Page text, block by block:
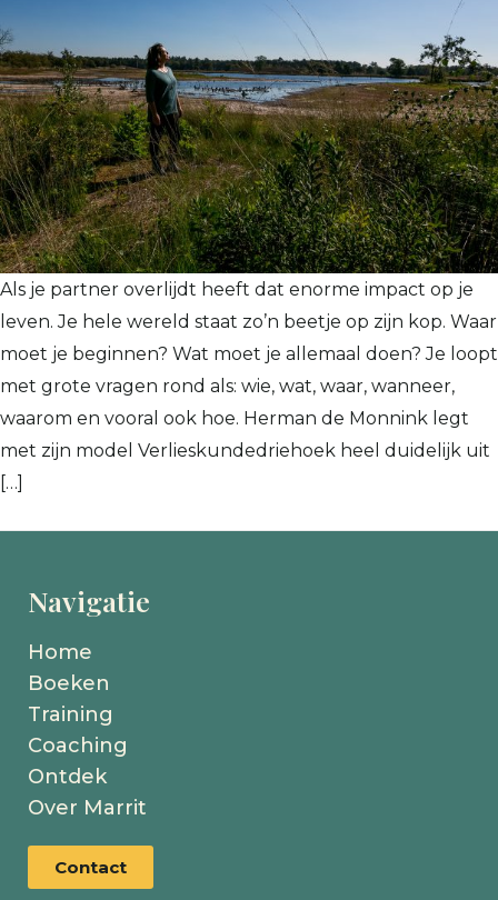
Als je partner overlijdt heeft dat enorme impact op je
leven. Je hele wereld staat zo’n beetje op zijn kop. Waar
moet je beginnen? Wat moet je allemaal doen? Je loopt
met grote vragen rond als: wie, wat, waar, wanneer,
waarom en vooral ook hoe. Herman de Monnink legt
met zijn model Verlieskundedriehoek heel duidelijk uit
[…]
Navigatie
Home
Boeken
Training
Coaching
Ontdek
Over Marrit
Contact